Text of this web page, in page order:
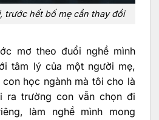
trước hết bố mẹ cần thay đổi
mơ theo đuổi nghề mình
tâm lý của một người mẹ,
học ngành mà tôi cho là
ra trường con vẫn chọn đi
làm nghề mình mong